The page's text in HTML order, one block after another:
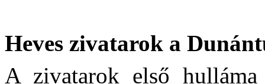
Heves zivatarok a
A zivatarok első